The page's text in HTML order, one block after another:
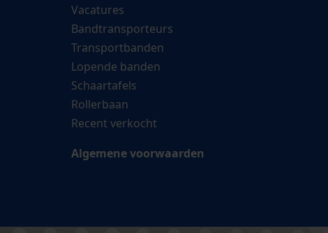
Vacatures
Bandtransporteurs
Transportbanden
Lopende banden
Schaartafels
Rollerbaan
Recent verkocht
Algemene voorwaarden